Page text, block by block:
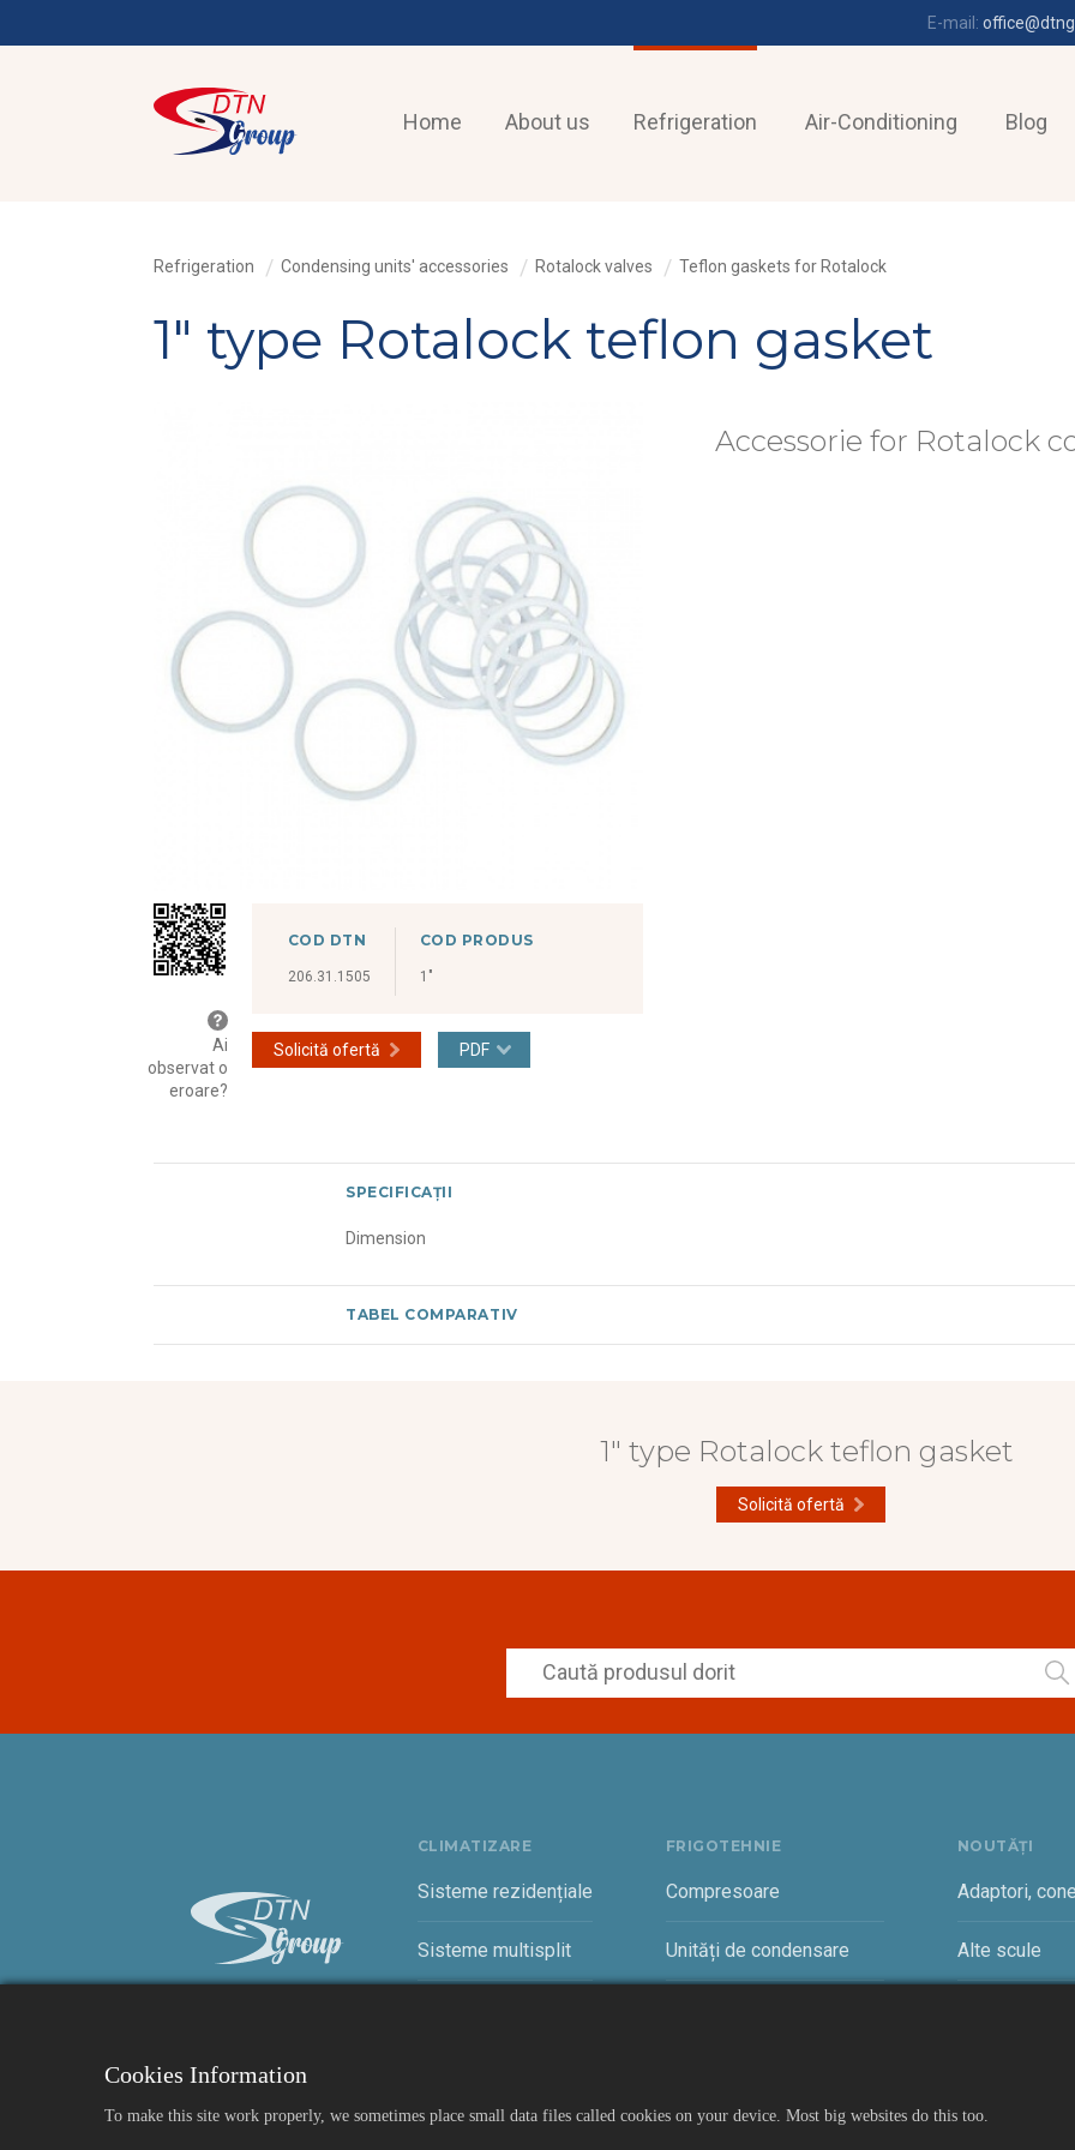
E-mail:
Home About us Refrigeration Air-Conditioning Blog
Refrigeration Condensing units' accessories Rotalock valves Teflon gaskets for Rotalock
1" type Rotalock teflon gasket
Ai
observat o
eroare?
COD DTN
206.31.1505
COD PRODUS
1"
Solicită ofertă PDF
Accessorie for Rotalock
SPECIFICAȚII
Dimension
TABEL COMPARATIV
1" type Rotalock teflon gasket
Solicită ofertă
CLIMATIZARE
Sisteme rezidențiale
Sisteme multisplit
FRIGOTEHNIE
Compresoare
Unități de condensare
NOUTĂȚI
Adaptori,
Alte scule
Cookies Information
To make this site work properly, we sometimes place small data files called cookies on your device. Most big websites do this too.